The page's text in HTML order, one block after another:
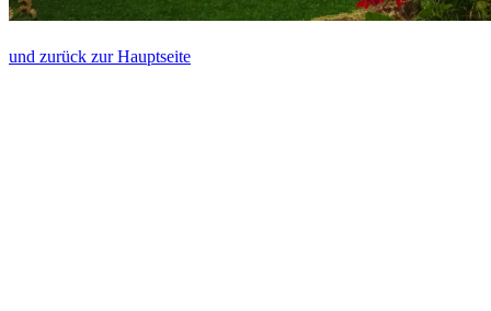
und zurück zur Hauptseite